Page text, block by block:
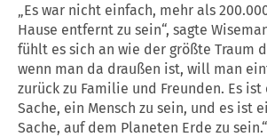
„Es war nicht einfach, mehr als
Hause entfernt zu sein“, sagte
fühlt es sich an wie der größte Traum
wenn man da draußen ist, will man
zurück zu Familie und Freunden. Es
Sache, ein Mensch zu sein, und es ist
Sache, auf dem Planeten Erde zu